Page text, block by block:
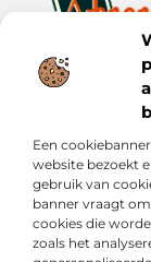
Een
website bezoekt
gebruik van
banner vraagt
cookies die
zoals het
Ontwerp je
Ontdek
Bericht
Onze